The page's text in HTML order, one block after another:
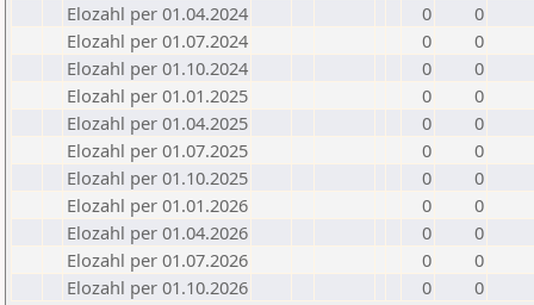
Elozahl per 01.04.2024
0
0
Elozahl per 01.07.2024
0
0
Elozahl per 01.10.2024
0
0
Elozahl per 01.01.2025
0
0
Elozahl per 01.04.2025
0
0
Elozahl per 01.07.2025
0
0
Elozahl per 01.10.2025
0
0
Elozahl per 01.01.2026
0
0
Elozahl per 01.04.2026
0
0
Elozahl per 01.07.2026
0
0
Elozahl per 01.10.2026
0 0